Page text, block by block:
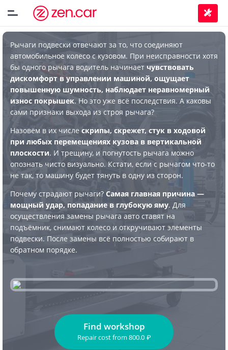
Рычаги подвески отвечают за то, что соединяют
автомобильное колесо с кузовом. При неисправности хотя
бы одного рычага водитель начинает чувствовать
дискомфорт в управлении машиной, ощущает
повышенную шумность, наблюдает неравномерный
износ покрышек. Но это уже всё последствия. А каковы
сами признаки выхода из строя рычага?
Назовём в их числе скрипы, скрежет, стук в ходовой
при любых перемещениях кузова в вертикальной
плоскости. И трещину, и погнутость рычага можно
опознать чисто визуально. Кстати, если с рычагом что-то
не так, то машину будет тянуть в одну из сторон.
Почему страдают рычаги? Самая главная причина —
мощный удар, попадание в глубокую яму. Для
осуществления замены рычага авто ставят на
подъёмник, снимают колесо и откручивают элементы
подвески. После замены всё полностью собирают в
обратном порядке.
Find workshop
Repair costfrom 800.0 ₽